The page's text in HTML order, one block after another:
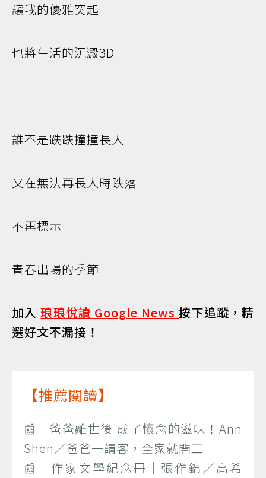
讓我的優雅突起
也將生活的沉澱3D
誰不是跌跌撞撞長大
又在無法再長大時跌落
不再標示
青春出場的季節
加入琅琅悅讀 Google News按下追蹤，精
選好文不漏接！
【推薦閱讀】
📰 爸爸離世後 成了懷念的滋味！Ann
Shen／爸爸一請客，全家就開工
📰 作家文學紀念冊｜張作錦／高希